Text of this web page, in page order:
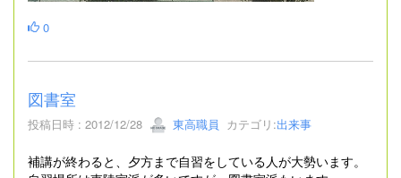
0
図書室
投稿日時 : 2012/12/28 東高職員 カテゴリ:出来事
補講が終わると、夕方まで自習をしている人が大勢います。